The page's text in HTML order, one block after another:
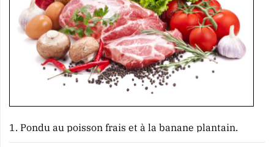
1. Pondu au poisson frais et à la banane plantain.